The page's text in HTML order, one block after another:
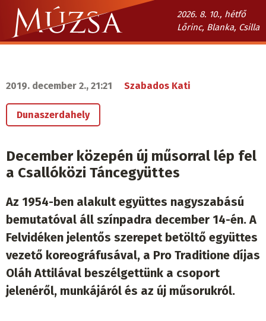
Ugrás
tartalomra
2026. 8. 10., hétfő
Lőrinc, Blanka, Csilla
Múzsa.sk
2019. december 2., 21:21 Szabados Kati
Dunaszerdahely
December közepén új műsorral lép fel
a Csallóközi Táncegyüttes
Az 1954-ben alakult együttes nagyszabású
bemutatóval áll színpadra december 14-én. A
Felvidéken jelentős szerepet betöltő együttes
vezető koreográfusával, a Pro Traditione díjas
Oláh Attilával beszélgettünk a csoport
jelenéről, munkájáról és az új műsorukról.